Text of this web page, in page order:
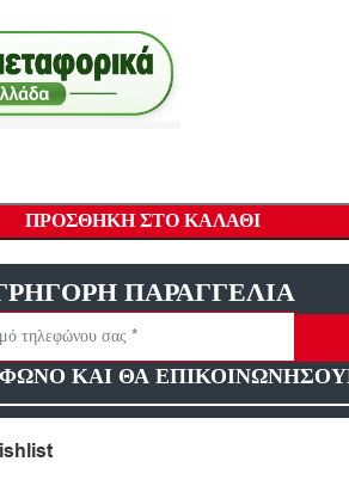
ΠΡΟΣΘΉΚΗ ΣΤΟ ΚΑΛΆΘΙ
ΠΑΡΑΓΓΕΛΙΑ
ΚΑΙ ΘΑ